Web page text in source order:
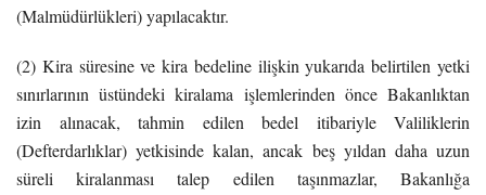
(Malmüdürlükleri) yapılacaktır.
(2) Kira süresine ve kira bedeline ilişkin yukarıda belirtilen yetki
sınırlarının üstündeki kiralama işlemlerinden önce Bakanlıktan
izin alınacak, tahmin edilen bedel itibariyle Valiliklerin
(Defterdarlıklar) yetkisinde kalan, ancak beş yıldan daha uzun
süreli kiralanması talep edilen taşınmazlar, Bakanlığa